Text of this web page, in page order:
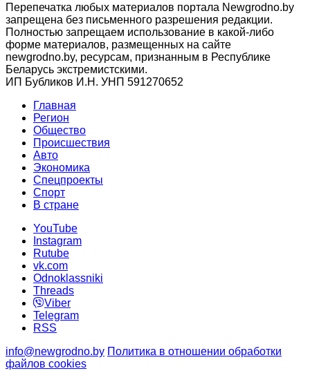
Перепечатка любых материалов портала Newgrodno.by
запрещена без письменного разрешения редакции.
Полностью запрещаем использование в какой-либо
форме материалов, размещенных на сайте
newgrodno.by, ресурсам, признанным в Республике
Беларусь экстремистскими.
ИП Бубликов И.Н. УНП 591270652
Главная
Регион
Общество
Происшествия
Авто
Экономика
Спецпроекты
Cпорт
В стране
YouTube
Instagram
Rutube
vk.com
Odnoklassniki
Threads
Viber
Telegram
RSS
info@newgrodno.by Политика в отношении обработки
файлов cookies